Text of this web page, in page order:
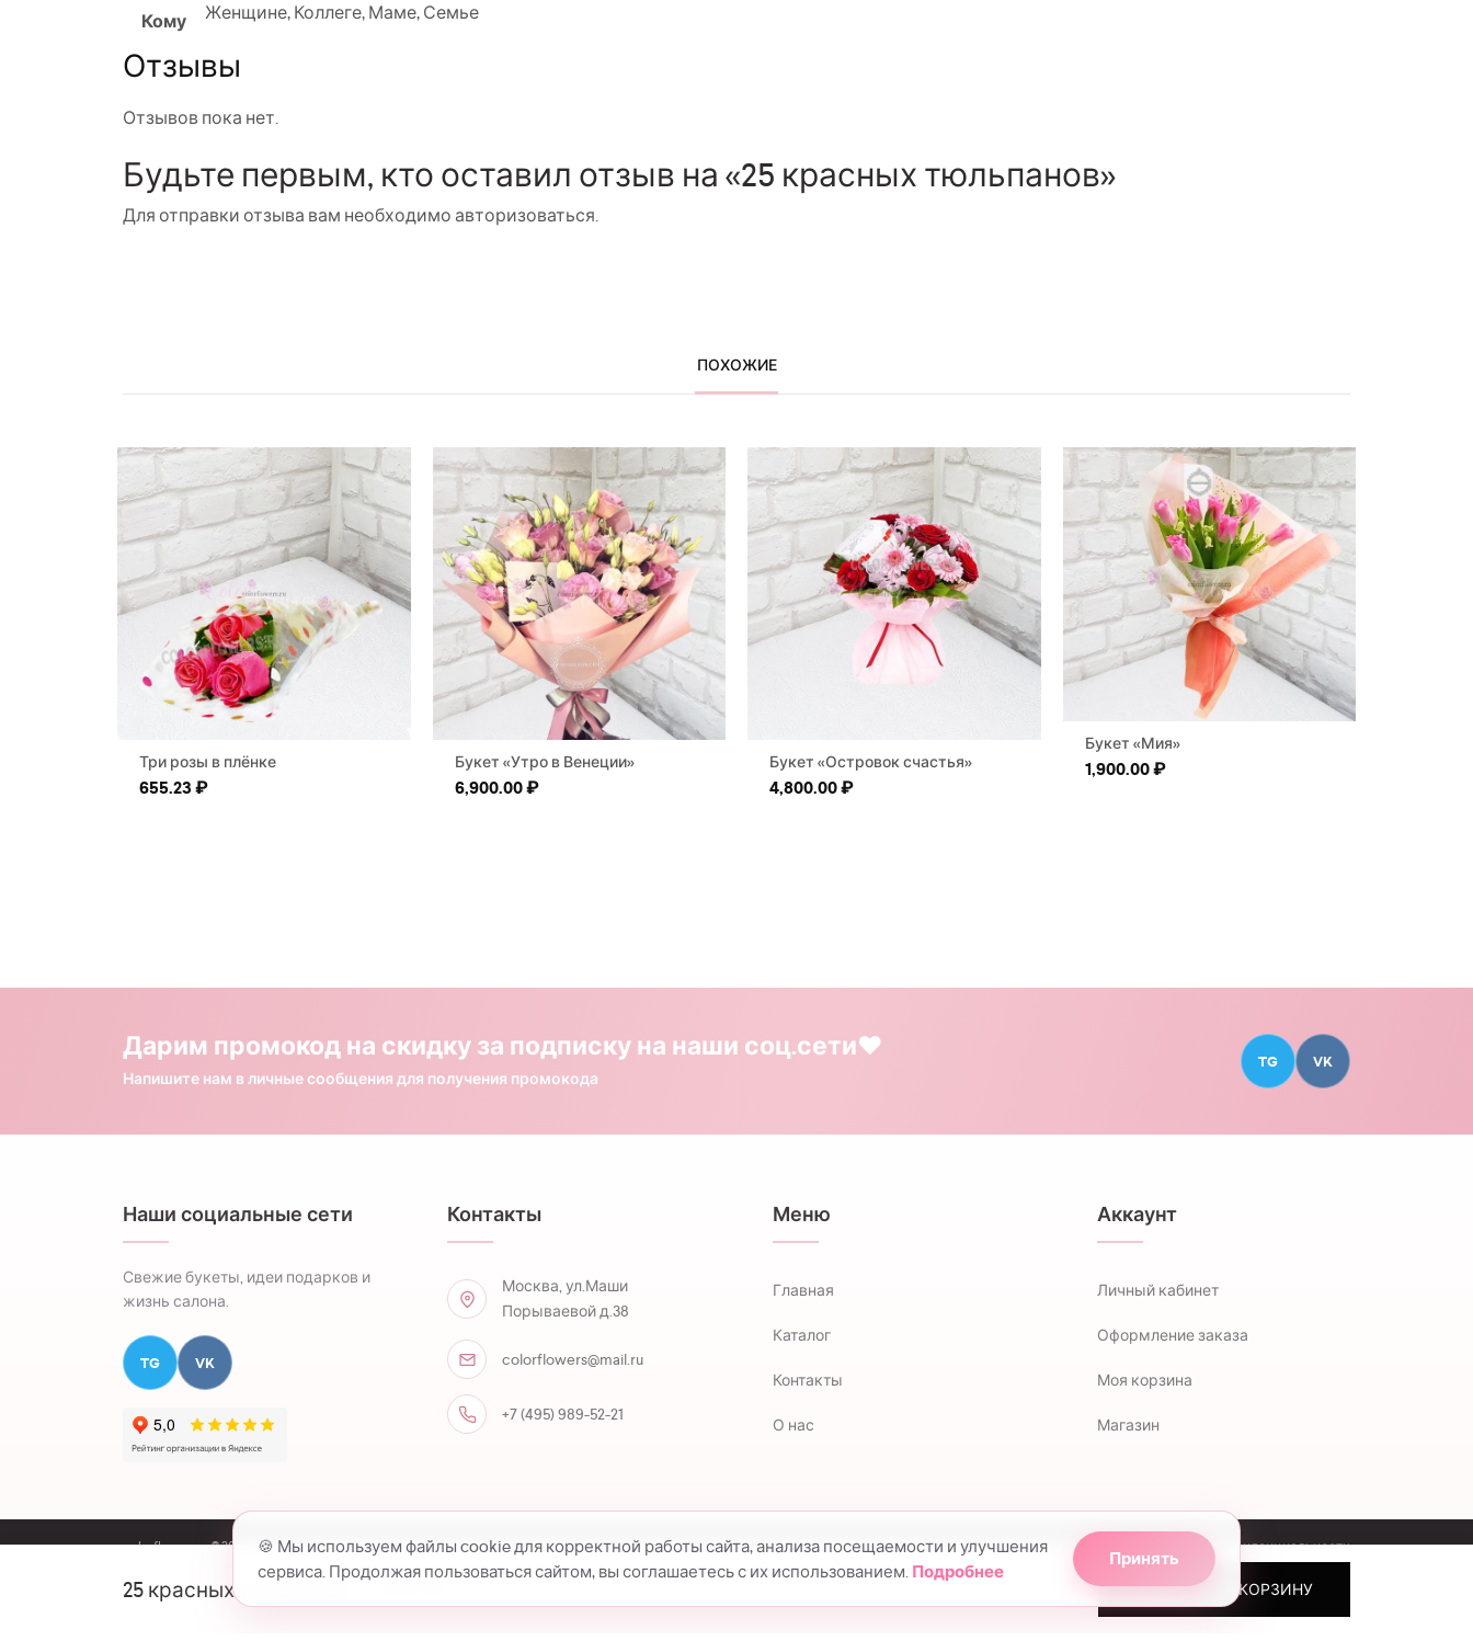
Кому Женщине,Коллеге,Маме,Семье
Отзывы
Отзывов пока нет.
Будьте первым, кто оставил отзыв на «25 красных тюльпанов»
Для отправки отзыва вам необходимо авторизоваться.
ПОХОЖИЕ
Три розы в плёнке
655.23₽
Букет «Утро в Венеции»
6,900.00₽
Букет «Островок счастья»
4,800.00₽
Букет «Мия»
1,900.00₽
25 красных тюльпанов ДОБАВИТЬ В КОРЗИНУ
Дарим промокод на скидку за подписку на наши соц.сети❤️
Напишите нам в личные сообщения для получения промокода
TG VK
Наши социальные сети
Свежие букеты, идеи подарков и
жизнь салона.
TG VK
Контакты
Москва, ул.Маши
Порываевой д.38
colorflowers@mail.ru
+7 (495) 989-52-21
Меню
Главная
Каталог
Контакты
О нас
Аккаунт
Личный кабинет
Оформление заказа
Моя корзина
Магазин
colorflowers.ru © 2026 все права защищены. Политика конфиденциальности
🍪 Мы используем файлы cookie для корректной работы сайта, анализа посещаемости и улучшения
сервиса. Продолжая пользоваться сайтом, вы соглашаетесь с их использованием. Подробнее
Принять